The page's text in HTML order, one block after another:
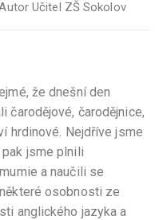
Učitel ZŠ Sokolov
že dnešní den
čarodějové, čarodějnice,
hrdinové. Nejdříve jsme
jsme plnili
a naučili se
osobnosti ze
anglického jazyka a